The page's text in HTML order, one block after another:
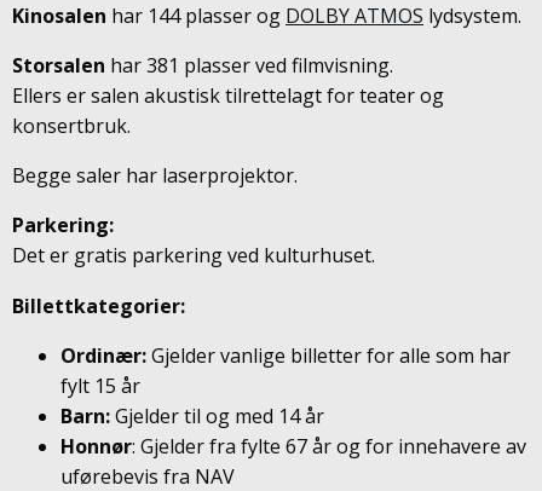
Kinosalen har 144 plasser og DOLBY ATMOS lydsystem.
Storsalen har 381 plasser ved filmvisning.
Ellers er salen akustisk tilrettelagt for teater og
konsertbruk.
Begge saler har laserprojektor.
Parkering:
Det er gratis parkering ved kulturhuset.
Billettkategorier:
Ordinær:Gjelder vanlige billetter for alle som har
fylt 15 år
Barn:Gjelder til og med 14 år
Honnør: Gjelder fra fylte 67 år og for innehavere av
uførebevis fra NAV